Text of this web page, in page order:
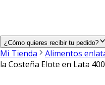
¿Cómo quieres recibir tu pedido?
Mi Tienda Alimentos
la Costeña Elote en Lata